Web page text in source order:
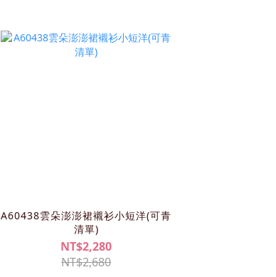
A60438雲朵澎澎裙襯衫小短洋(可青
清單)
NT$2,280
NT$2,680